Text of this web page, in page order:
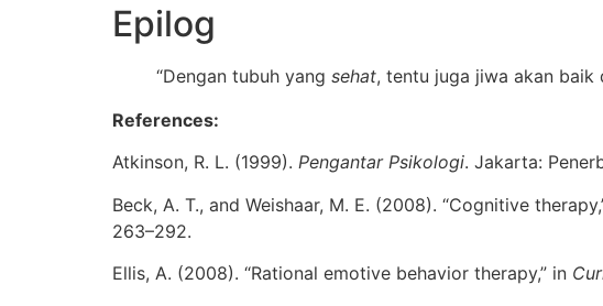
Epilog
“Dengan tubuh yang sehat, tentu juga jiwa akan baik
References:
Atkinson, R. L. (1999). Pengantar Psikologi. Jakarta:
Beck, A. T., and Weishaar, M. E. (2008). “Cognitive
263–292.
Ellis, A. (2008). “Rational emotive behavior therapy,” in